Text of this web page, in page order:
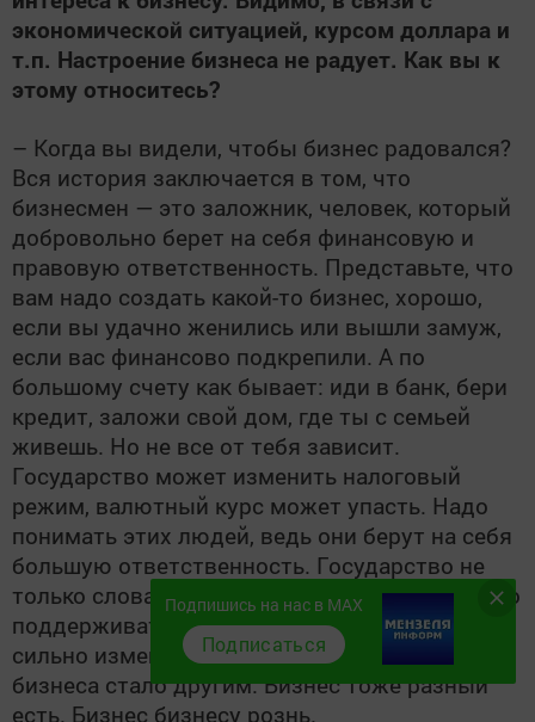
экономической ситуацией, курсом доллара и
т.п. Настроение бизнеса не радует. Как вы к
этому относитесь?
– Когда вы видели, чтобы бизнес радовался?
Вся история заключается в том, что
бизнесмен — это заложник, человек, который
добровольно берет на себя финансовую и
правовую ответственность. Представьте, что
вам надо создать какой-то бизнес, хорошо,
если вы удачно женились или вышли замуж,
если вас финансово подкрепили. А по
большому счету как бывает: иди в банк, бери
кредит, заложи свой дом, где ты с семьей
живешь. Но не все от тебя зависит.
Государство может изменить налоговый
режим, валютный курс может упасть. Надо
понимать этих людей, ведь они берут на себя
большую ответственность. Государство не
только словами, но и делом, законами должно
поддерживать эту категорию. Нам надо
сильно измениться, чтобы наше восприятие
бизнеса стало другим. Бизнес тоже разный
есть. Бизнес бизнесу рознь.
Подпишись на нас в MAX
Подписаться